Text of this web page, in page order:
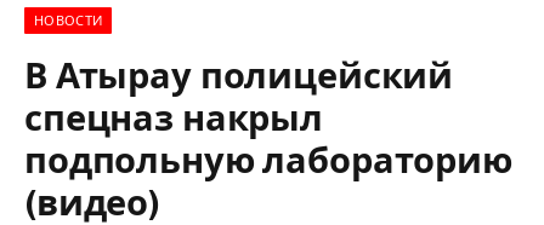
НОВОСТИ
В Атырау полицейский
спецназ накрыл
подпольную лабораторию
(видео)